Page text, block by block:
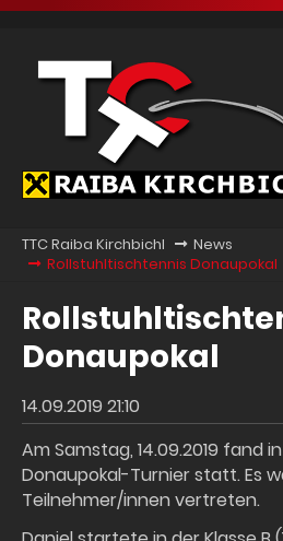
TTC Raiba Kirchbichl
News
Rollstuhltischtennis Donaupokal
Donaupokal
14.09.2019 21:10
Am Samstag, 14.09.2019 fand
Donaupokal-Turnier statt. Es
Teilnehmer/innen vertreten.